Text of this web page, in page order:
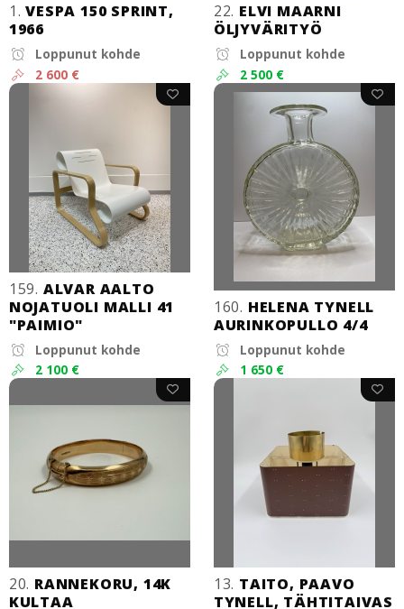
1. VESPA 150 SPRINT,
1966
Loppunut kohde
2 600 €
22. ELVI MAARNI
ÖLJYVÄRITYÖ
Loppunut kohde
2 500 €
159. ALVAR AALTO
NOJATUOLI MALLI 41
"PAIMIO"
Loppunut kohde
2 100 €
160. HELENA TYNELL
AURINKOPULLO 4/4
Loppunut kohde
1 650 €
20. RANNEKORU, 14K
KULTAA
13. TAITO, PAAVO
TYNELL, TÄHTITAIVAS